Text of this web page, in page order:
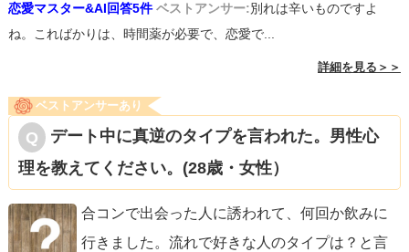
恋愛マスター&AI回答5件 ベストアンサー:別れは辛いものですよ
ね。こればかりは、時間薬が必要で、恋愛で...
詳細を見る＞＞
ベストアンサーあり
デート中に真逆のタイプを言われた。男性心
理を教えてください。(28歳・女性）
合コンで出会った人に誘われて、何回か飲みに
行きました。流れで好きな人のタイプは？と言